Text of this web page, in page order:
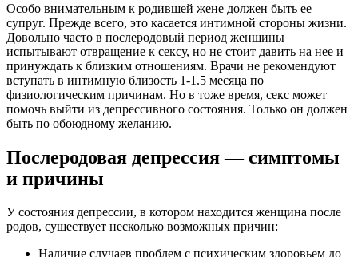
Особо внимательным к родившей жене должен быть ее
супруг. Прежде всего, это касается интимной стороны жизни.
Довольно часто в послеродовый период женщины
испытывают отвращение к сексу, но не стоит давить на нее и
принуждать к близким отношениям. Врачи не рекомендуют
вступать в интимную близость 1-1.5 месяца по
физиологическим причинам. Но в тоже время, секс может
помочь выйти из депрессивного состояния. Только он должен
быть по обоюдному желанию.
Послеродовая депрессия — симптомы
и причины
У состояния депрессии, в котором находится женщина после
родов, существует несколько возможных причин:
Наличие случаев проблем с психическим здоровьем до